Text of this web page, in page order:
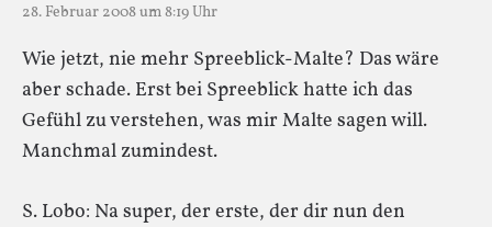
28. Februar 2008 um 8:19 Uhr
Wie jetzt, nie mehr Spreeblick-Malte? Das wäre
aber schade. Erst bei Spreeblick hatte ich das
Gefühl zu verstehen, was mir Malte sagen will.
Manchmal zumindest.
S. Lobo: Na super, der erste, der dir nun den